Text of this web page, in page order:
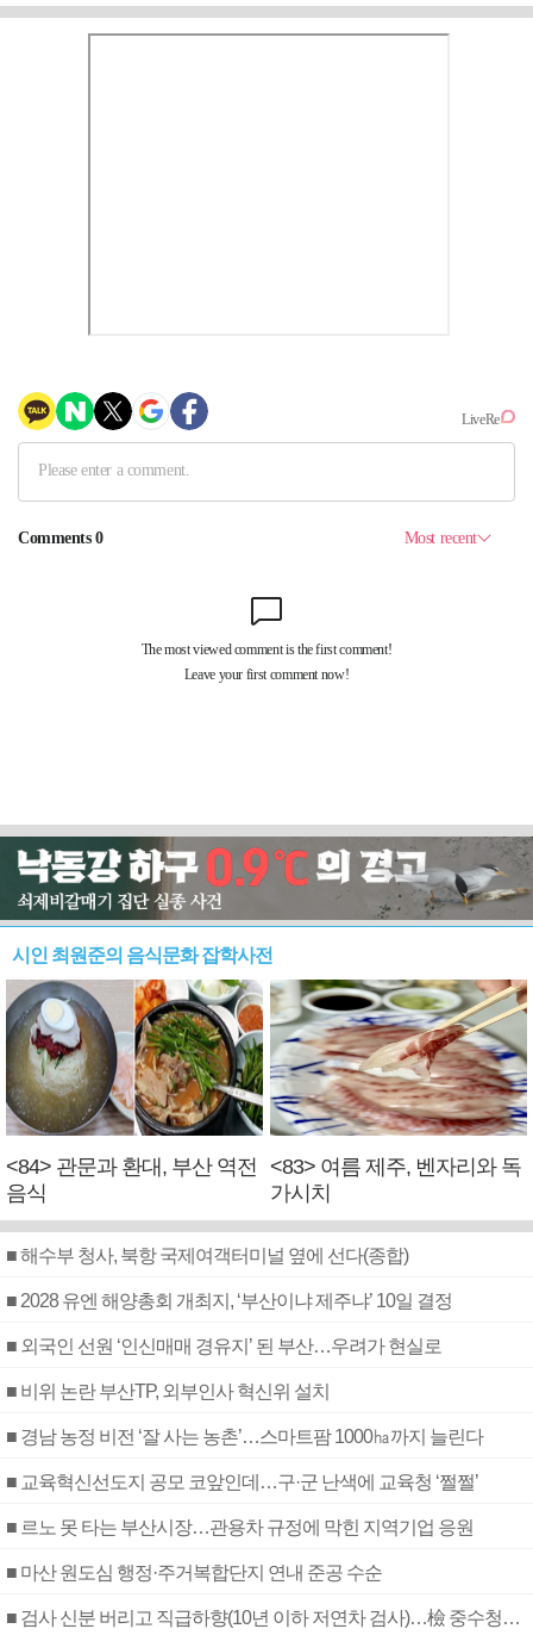
시인 최원준의 음식문화 잡학사전
<84> 관문과 환대, 부산 역전
음식
<83> 여름 제주, 벤자리와 독
가시치
■ 해수부 청사, 북항 국제여객터미널 옆에 선다(종합)
■ 2028 유엔 해양총회 개최지, ‘부산이냐 제주냐’ 10일 결정
■ 외국인 선원 ‘인신매매 경유지’ 된 부산…우려가 현실로
■ 비위 논란 부산TP, 외부인사 혁신위 설치
■ 경남 농정 비전 ‘잘 사는 농촌’…스마트팜 1000㏊까지 늘린다
■ 교육혁신선도지 공모 코앞인데…구·군 난색에 교육청 ‘쩔쩔’
■ 르노 못 타는 부산시장…관용차 규정에 막힌 지역기업 응원
■ 마산 원도심 행정·주거복합단지 연내 준공 수순
■ 검사 신분 버리고 직급하향(10년 이하 저연차 검사)…檢 중수청행 기피